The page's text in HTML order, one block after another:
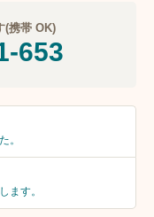
(携帯 OK)
653
。
ます。